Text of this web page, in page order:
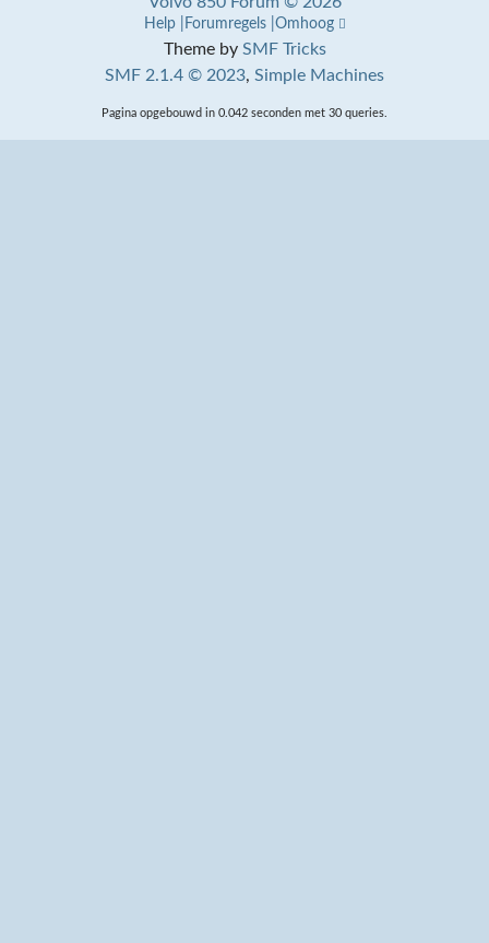
Theme by SMF Tricks
SMF 2.1.4 © 2023, Simple Machines
Help Forumregels Omhoog
Pagina opgebouwd in 0.042 seconden met 30 queries.